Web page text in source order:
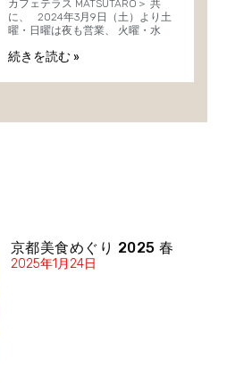
カフェテラス MATSUTARO＞ 共
に、 2024年3月9日（土）より土
曜・日曜は夜も営業、 火曜・水
続きを読む »
京都美食めぐり 2025 春
2025年1月24日